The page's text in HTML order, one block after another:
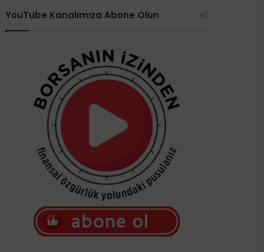
YouTube Kanalımıza Abone Olun